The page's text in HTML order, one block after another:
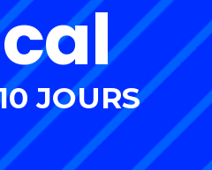
JOURS